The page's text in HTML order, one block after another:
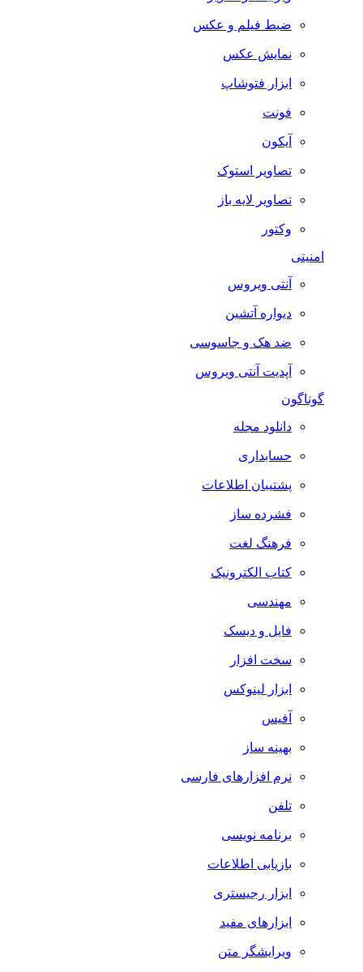
ضبط فيلم و عكس
نمایش عکس
ابزار فتوشاپ
فونت
آیکون
تصاویر استوک
تصاویر لایه باز
وکتور
آنتی ویروس
دیواره آتشین
ضد هک و جاسوسی
آپدیت آنتی ویروس
گوناگون
دانلود مجله
حسابداری
پشتیبان اطلاعات
فشرده ساز
فرهنگ لغت
کتاب الکترونیک
مهندسی
فایل و دیسک
سخت افزار
ابزار لینوکس
آفیس
بهینه ساز
نرم افزارهای فارسی
تلفن
برنامه نویسی
بازیابی اطلاعات
ابزار رجیستری
ابزارهای مفید
ویرایشگر متن